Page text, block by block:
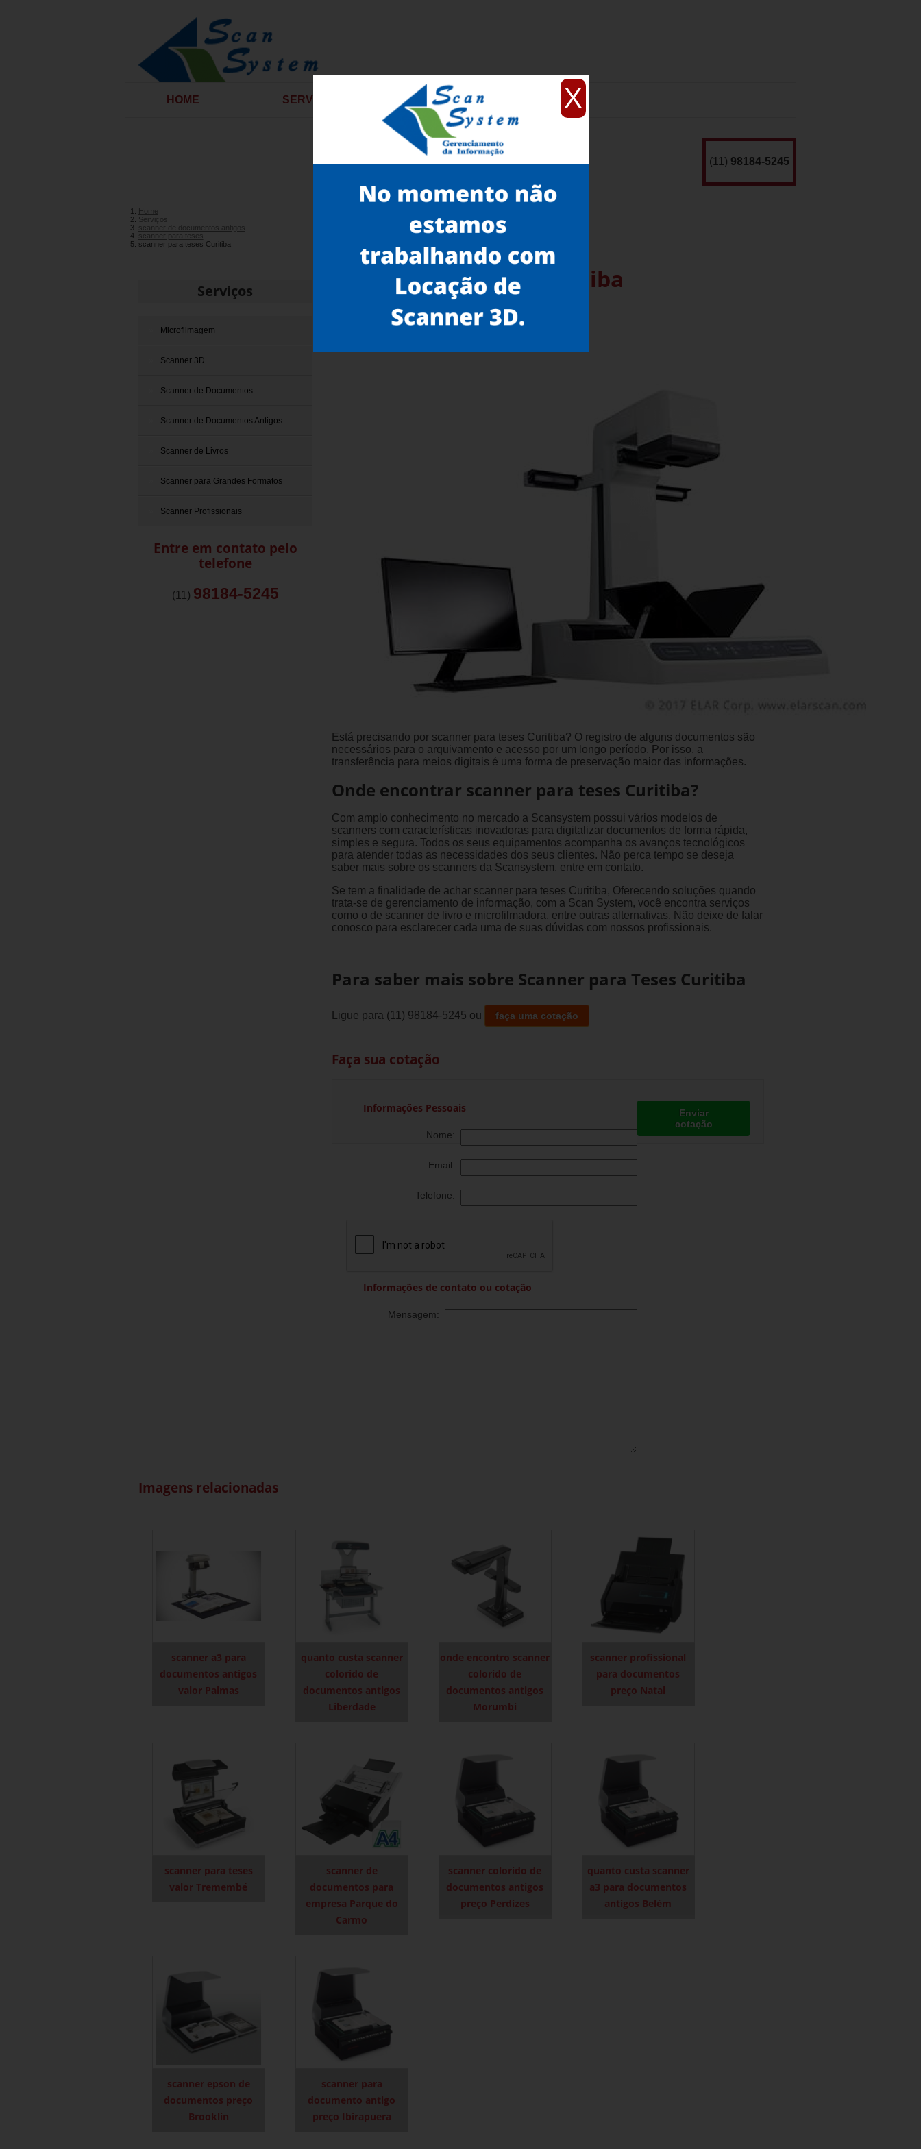
X
HOME SERVIÇOS CONTATO
(11) 98184-5245
Home
Serviços
scanner de documentos antigos
scanner para teses
scanner para teses Curitiba
Serviços
Microfilmagem
Scanner 3D
Scanner de Documentos
Scanner de Documentos Antigos
Scanner de Livros
Scanner para Grandes Formatos
Scanner Profissionais
Entre em contato pelo
telefone
(11) 98184-5245
Scanner para Teses Curitiba
Gostou? compartilhe!
Está precisando por scanner para teses Curitiba? O registro de alguns documentos são
necessários para o arquivamento e acesso por um longo período. Por isso, a
transferência para meios digitais é uma forma de preservação maior das informações.
Onde encontrar scanner para teses Curitiba?
Com amplo conhecimento no mercado a Scansystem possui vários modelos de
scanners com características inovadoras para digitalizar documentos de forma rápida,
simples e segura. Todos os seus equipamentos acompanha os avanços tecnológicos
para atender todas as necessidades dos seus clientes. Não perca tempo se deseja
saber mais sobre os scanners da Scansystem, entre em contato.
Se tem a finalidade de achar scanner para teses Curitiba, Oferecendo soluções quando
trata-se de gerenciamento de informação, com a Scan System, você encontra serviços
como o de scanner de livro e microfilmadora, entre outras alternativas. Não deixe de falar
conosco para esclarecer cada uma de suas dúvidas com nossos profissionais.
Para saber mais sobre Scanner para Teses Curitiba
Ligue para (11) 98184-5245 ou faça uma cotação
Faça sua cotação
Informações Pessoais
Nome:
Email:
Telefone:
Informações de contato ou cotação
Mensagem:
Enviar
cotação
Imagens relacionadas
scanner a3 para
documentos antigos
valor Palmas
quanto custa scanner
colorido de
documentos antigos
Liberdade
onde encontro scanner
colorido de
documentos antigos
Morumbi
scanner profissional
para documentos
preço Natal
scanner para teses
valor Tremembé
scanner de
documentos para
empresa Parque do
Carmo
scanner colorido de
documentos antigos
preço Perdizes
quanto custa scanner
a3 para documentos
antigos Belém
scanner epson de
documentos preço
Brooklin
scanner para
documento antigo
preço Ibirapuera